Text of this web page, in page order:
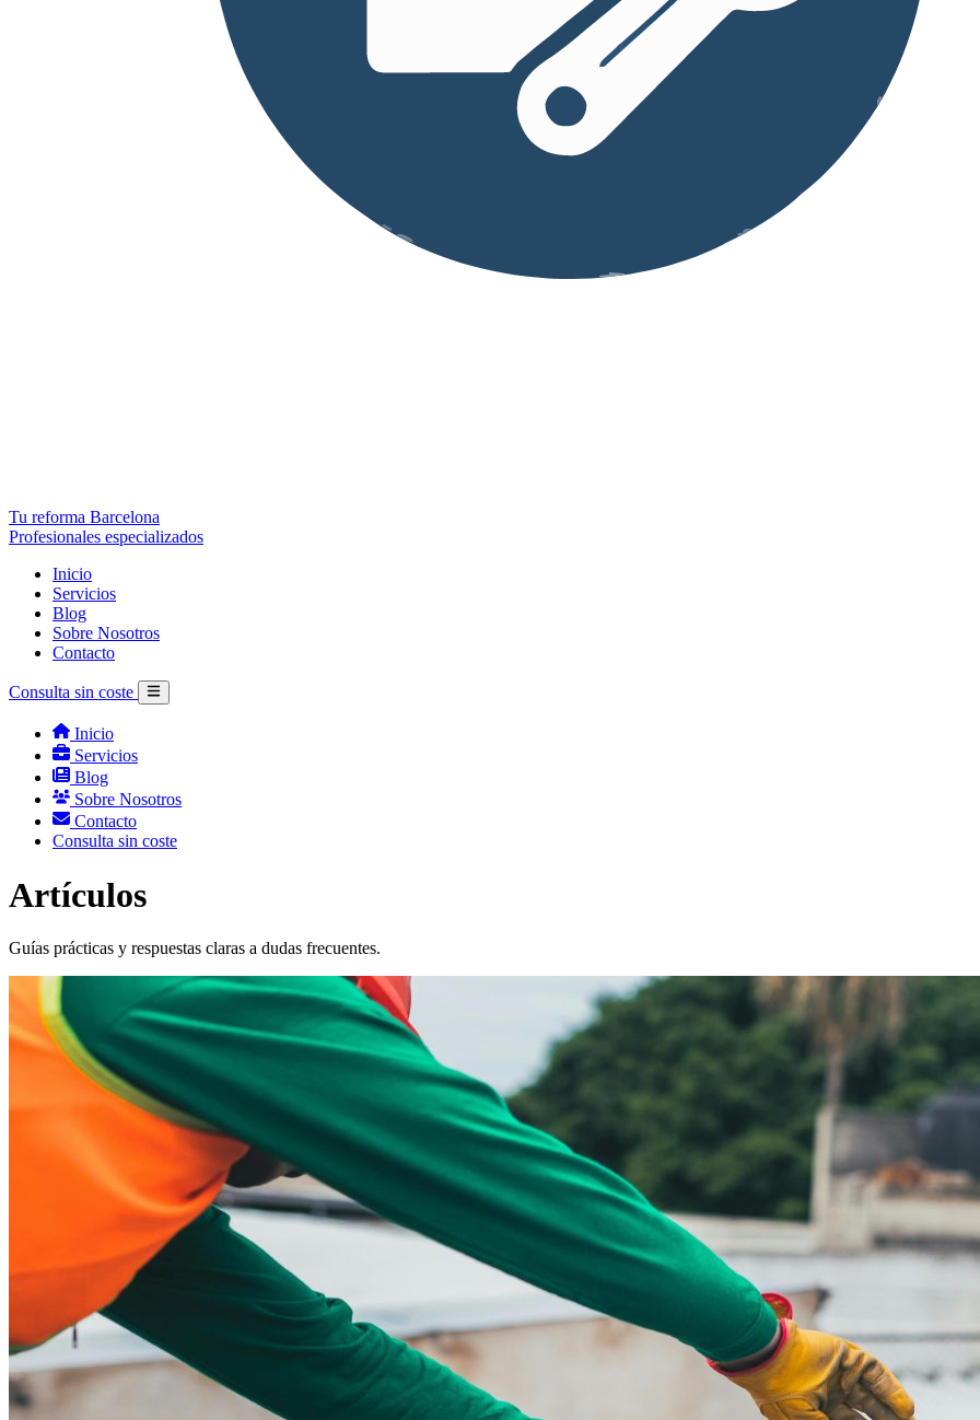
Tu reforma Barcelona
Profesionales especializados
Inicio
Servicios
Blog
Sobre Nosotros
Contacto
Consulta sin coste
Inicio
Servicios
Blog
Sobre Nosotros
Contacto
Consulta sin coste
Artículos
Guías prácticas y respuestas claras a dudas frecuentes.